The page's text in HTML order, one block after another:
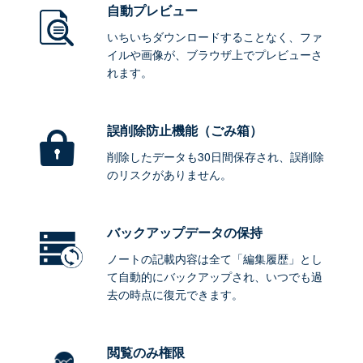
自動プレビュー
いちいちダウンロードすることなく、ファ
イルや画像が、ブラウザ上でプレビューさ
れます。
誤削除防止機能（ごみ箱）
削除したデータも30日間保存され、誤削除
のリスクがありません。
バックアップデータの保持
ノートの記載内容は全て「編集履歴」とし
て自動的にバックアップされ、いつでも過
去の時点に復元できます。
閲覧のみ権限